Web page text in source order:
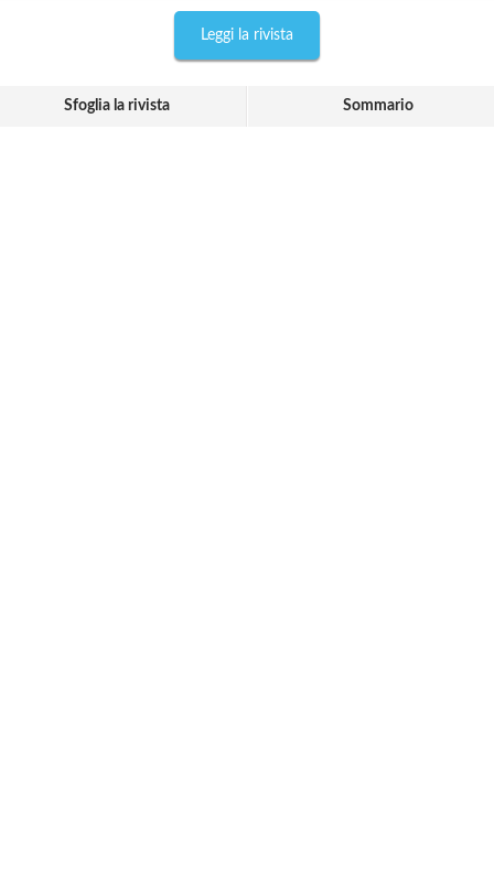
Leggi la rivista
Sfoglia la rivista Sommario